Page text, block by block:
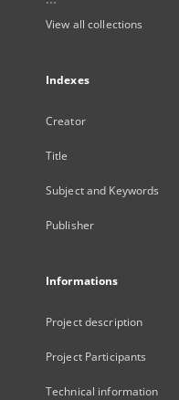
View all collections
Indexes
Creator
Title
Subject and Keywords
Publisher
Informations
Project description
Project Participants
Technical information